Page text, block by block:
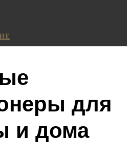
для
и дома